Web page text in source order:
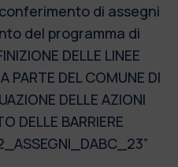
di assegni
del programma di
DELLE LINEE
PARTE DEL COMUNE DI
DELLE AZIONI
DELLE BARRIERE